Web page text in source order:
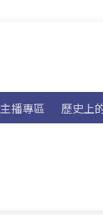
主播專區 歷史上